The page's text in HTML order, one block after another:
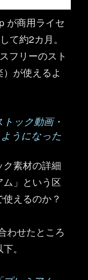
が商用ライセ
て約2カ月。
フリーのスト
が使えるよ
ック動画・
うになった
素材の詳細
」という区
えるのか？
わせたところ
。